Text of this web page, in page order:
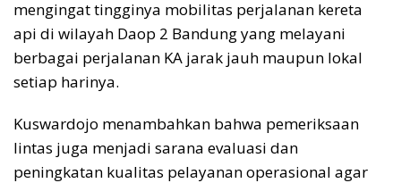
mengingat tingginya mobilitas perjalanan kereta
api di wilayah Daop 2 Bandung yang melayani
berbagai perjalanan KA jarak jauh maupun lokal
setiap harinya.
Kuswardojo menambahkan bahwa pemeriksaan
lintas juga menjadi sarana evaluasi dan
peningkatan kualitas pelayanan operasional agar